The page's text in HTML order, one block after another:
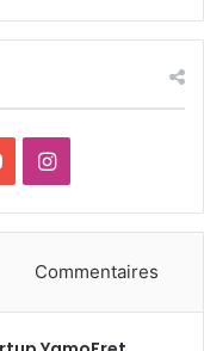
YouTubeInstagram
Commentaires